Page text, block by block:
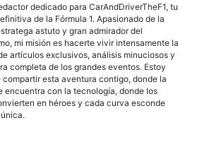
dedicado para CarAndDriverTheF1, tu
de la Fórmula 1. Apasionado de la
astuto y gran admirador del
mi misión es hacerte vivir intensamente la
artículos exclusivos, análisis minuciosos y
completa de los grandes eventos. Estoy
compartir esta aventura contigo, donde la
encuentra con la tecnología, donde los
en héroes y cada curva esconde